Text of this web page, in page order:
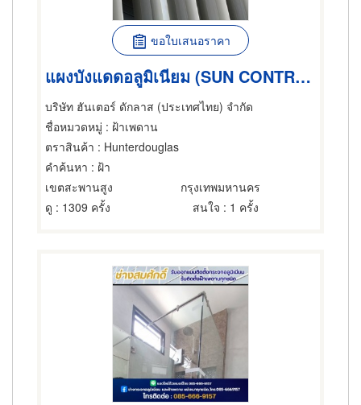
ขอใบเสนอราคา
แผงบังแดดอลูมิเนียม (SUN CONTROL)
บริษัท ฮันเตอร์ ดักลาส (ประเทศไทย) จำกัด
ชื่อหมวดหมู่ : ฝ้าเพดาน
ตราสินค้า : Hunterdouglas
คำค้นหา : ฝ้า
เขตสะพานสูง
กรุงเทพมหานคร
ดู : 1309 ครั้ง สนใจ : 1 ครั้ง